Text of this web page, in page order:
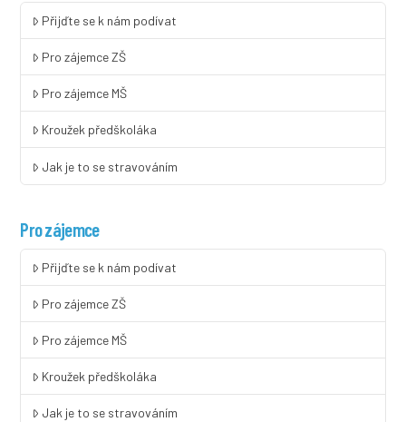
Přijďte se k nám podívat
Pro zájemce ZŠ
Pro zájemce MŠ
Kroužek předškoláka
Jak je to se stravováním
Pro zájemce
Přijďte se k nám podívat
Pro zájemce ZŠ
Pro zájemce MŠ
Kroužek předškoláka
Jak je to se stravováním